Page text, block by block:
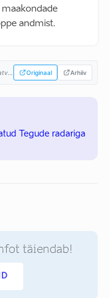
andmist.
Originaal Arhiiv
Tegude radariga
täiendab!